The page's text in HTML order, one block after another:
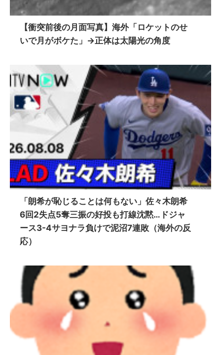
【衝突前後の月面写真】海外「ロケットのせ
いで月がボケた」→正体は太陽光の角度
「朗希が恥じることは何もない」佐々木朗希
6回2失点5奪三振の好投も打線沈黙…ドジャ
ース3-4サヨナラ負けで泥沼7連敗（海外の反
応）